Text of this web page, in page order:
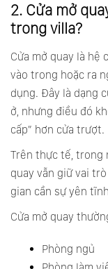
2. Cửa mở
trong villa?
Cửa mở quay là hệ
vào trong hoặc ra
dụng. Đây là dạng
ở, nhưng điều đó
cấp” hơn cửa trượt.
Trên thực tế, trong
quay vẫn giữ vai
gian cần sự yên
Cửa mở quay
Phòng ngủ